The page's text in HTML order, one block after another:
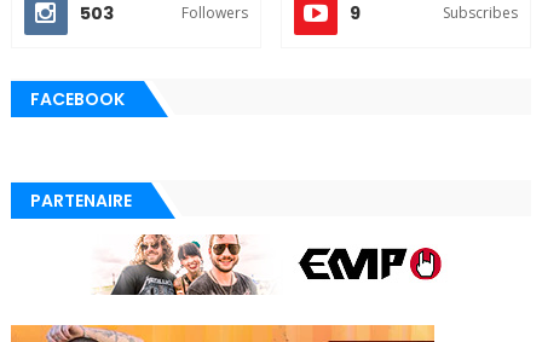
503 Followers 9 Subscribes
FACEBOOK
PARTENAIRE